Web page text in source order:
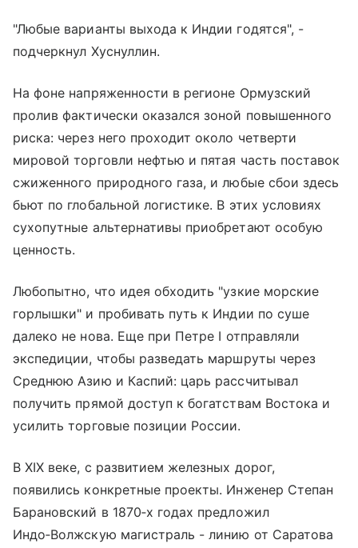
"Любые варианты выхода к Индии годятся", -
подчеркнул Хуснуллин.
На фоне напряженности в регионе Ормузский
пролив фактически оказался зоной повышенного
риска: через него проходит около четверти
мировой торговли нефтью и пятая часть поставок
сжиженного природного газа, и любые сбои здесь
бьют по глобальной логистике. В этих условиях
сухопутные альтернативы приобретают особую
ценность.
Любопытно, что идея обходить "узкие морские
горлышки" и пробивать путь к Индии по суше
далеко не нова. Еще при Петре I отправляли
экспедиции, чтобы разведать маршруты через
Среднюю Азию и Каспий: царь рассчитывал
получить прямой доступ к богатствам Востока и
усилить торговые позиции России.
В XIX веке, с развитием железных дорог,
появились конкретные проекты. Инженер Степан
Барановский в 1870‑х годах предложил
Индо‑Волжскую магистраль - линию от Саратова